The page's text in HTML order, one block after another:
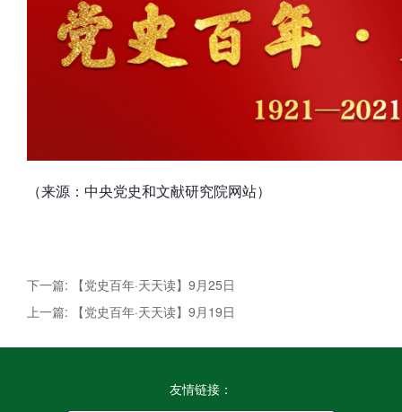
（来源：中央党史和文献研究院网站）
下一篇: 【党史百年·天天读】9月25日
上一篇: 【党史百年·天天读】9月19日
友情链接：